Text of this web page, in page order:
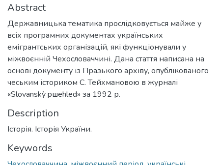
Abstract
Державницька тематика прослідковується майже у
всіх програмних документах українських
емігрантських організацій, які функціонували у
міжвоєнній Чехословаччині. Дана стаття написана на
основі документу із Празького архіву, опублікованого
чеським істориком С. Тейхмановою в журналі
«Slovanskỳ pшehled» за 1992 р.
Description
Історія. Історія України.
Keywords